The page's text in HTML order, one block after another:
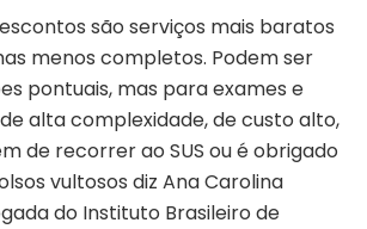
são serviços mais baratos
menos completos. Podem ser
pontuais, mas para exames e
alta complexidade, de custo alto,
de recorrer ao SUS ou é obrigado
vultosos diz Ana Carolina
do Instituto Brasileiro de